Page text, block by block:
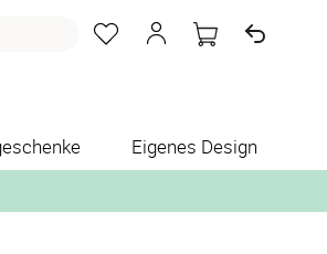
Eigenes Design